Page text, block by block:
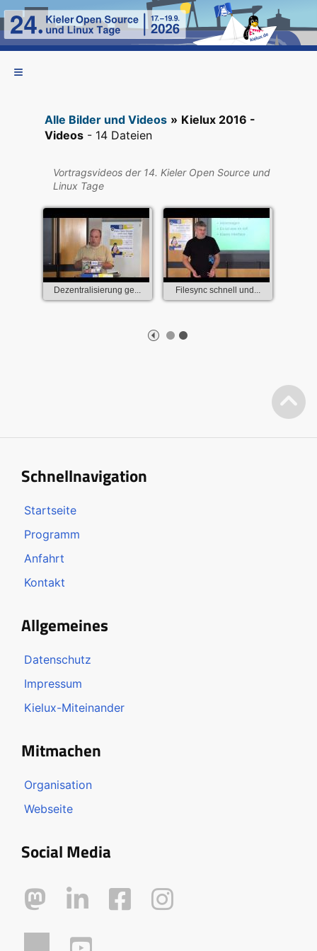
Alle Bilder und Videos » Kielux 2016 -
Videos- 14 Dateien
Vortragsvideos der 14. Kieler Open Source und
Linux Tage
Dezentralisierung ge... Filesync schnell und...
Schnellnavigation
Startseite
Programm
Anfahrt
Kontakt
Allgemeines
Datenschutz
Impressum
Kielux-Miteinander
Mitmachen
Organisation
Webseite
Social Media